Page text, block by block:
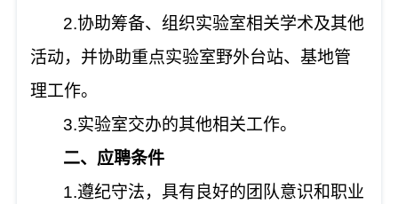
2.协助筹备、组织实验室相关学术及其他
活动，并协助重点实验室野外台站、基地管
理工作。
3.实验室交办的其他相关工作。
二、应聘条件
1.遵纪守法，具有良好的团队意识和职业